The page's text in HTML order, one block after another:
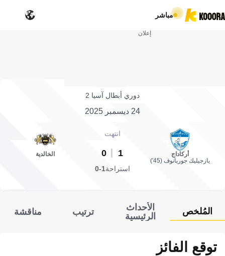
مباشر
إعلان
دوري أبطال آسيا 2
24 ديسمبر 2025
أركاداج
يازجيليك جوربانوف (45')
انتهت
1
0 الخالدية
استراحة1-0
المُلخص
الأحداث
الرئيسية
ترتيب مناقشة
توقع الفائز